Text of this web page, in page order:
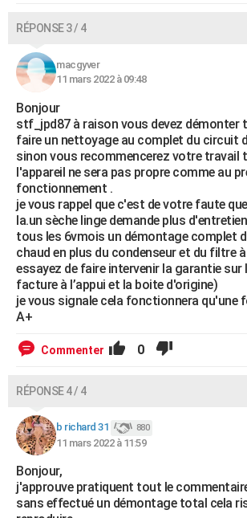
RÉPONSE 3 / 4
macgyver
11 mars 2022 à 09:48
Bonjour
stf_jpd87 à raison vous devez démonter
faire un nettoyage au complet du circuit
sinon vous recommencerez votre travail
l'appareil ne sera pas propre comme au
fonctionnement .
je vous rappel que c'est de votre faute
la.un sèche linge demande plus
tous les 6vmois un démontage complet
chaud en plus du condenseur et du filtre à
essayez de faire intervenir la garantie sur
facture à l’appui et la boite d'origine)
je vous signale cela fonctionnera qu'une
A+
Commenter 0
RÉPONSE 4 / 4
b richard 31 880
11 mars 2022 à 11:59
Bonjour,
j'approuve pratiquent tout le
sans effectué un démontage total cela